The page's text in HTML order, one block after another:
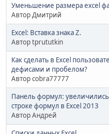
Уменьшение размера excel
Автор Дмитрий
Excel: Вставка знака Z.
Автор tprututkin
Как сделать в Excel
дефисами и пробелом?
Автор cobra77777
Панель формул:
строке формул в Excel 2013
Автор Андрей